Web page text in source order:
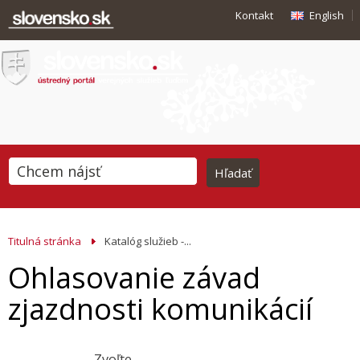
Kontakt English
Titulná stránka Katalóg služieb -...
Ohlasovanie závad
zjazdnosti komunikácií